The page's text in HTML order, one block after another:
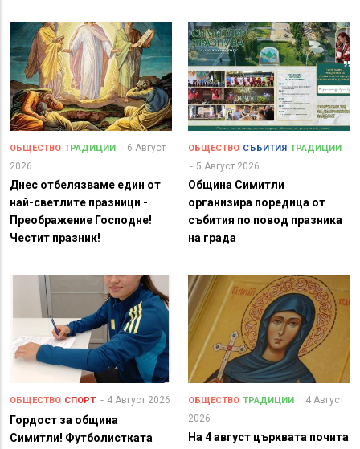
ОБЩЕСТВО ТРАДИЦИИ
6 Август
2026
Днес отбелязваме един от
най-светлите празници -
Преображение Господне!
Честит празник!
ОБЩЕСТВО СЪБИТИЯ ТРАДИЦИИ
5 Август 2026
Община Симитли
организира поредица от
събития по повод празника
на града
ОБЩЕСТВО СПОРТ 4 Август 2026
Гордост за община
Симитли! Футболистката
ОБЩЕСТВО ТРАДИЦИИ
4 Август
2026
На 4 август църквата почита